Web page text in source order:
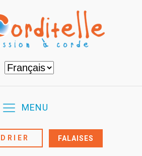
Choisir
une
MENU
FALAISES